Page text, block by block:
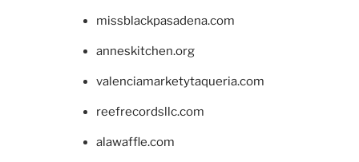
missblackpasadena.com
anneskitchen.org
valenciamarketytaqueria.com
reefrecordsllc.com
alawaffle.com